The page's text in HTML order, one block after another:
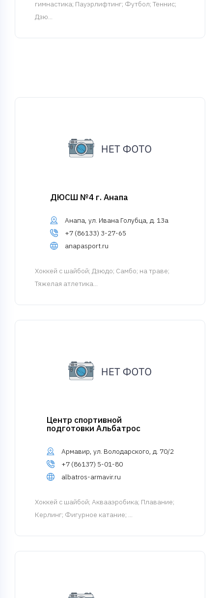
гимнастика; Пауэрлифтинг; Футбол; Теннис;
Дзю...
ДЮСШ №4 г. Анапа
Анапа, ул. Ивана Голубца, д. 13а
+7 (86133) 3-27-65
anapasport.ru
Хоккей с шайбой; Дзюдо; Самбо; на траве;
Тяжелая атлетика...
Центр спортивной
подготовки Альбатрос
Армавир, ул. Володарского, д. 70/2
+7 (86137) 5-01-80
albatros-armavir.ru
Хоккей с шайбой; Аквааэробика; Плавание;
Керлинг; Фигурное катание; ...